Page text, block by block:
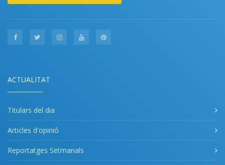
ACTUALITAT
Titulars del dia
Articles d'opinió
Reportatges Setmanals